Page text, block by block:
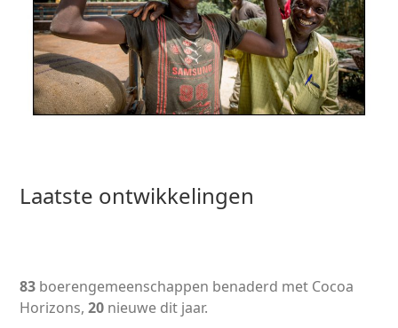
Laatste ontwikkelingen
83 boerengemeenschappen benaderd met Cocoa
Horizons,20 nieuwe dit jaar.